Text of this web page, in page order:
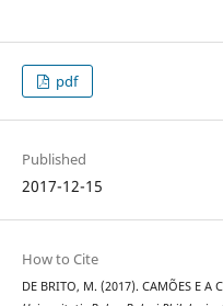
pdf
Published
2017-12-15
How to Cite
DE BRITO, M. (2017). CAMÕES E A